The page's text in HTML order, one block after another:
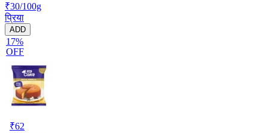
₹30/100g
प्रिया
ADD
17%
OFF
₹62